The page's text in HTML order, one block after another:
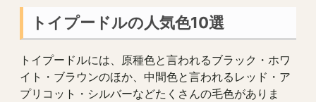
トイプードルの人気色10選
トイプードルには、原種色と言われるブラック・ホワ
イト・ブラウンのほか、中間色と言われるレッド・ア
プリコット・シルバーなどたくさんの毛色がありま